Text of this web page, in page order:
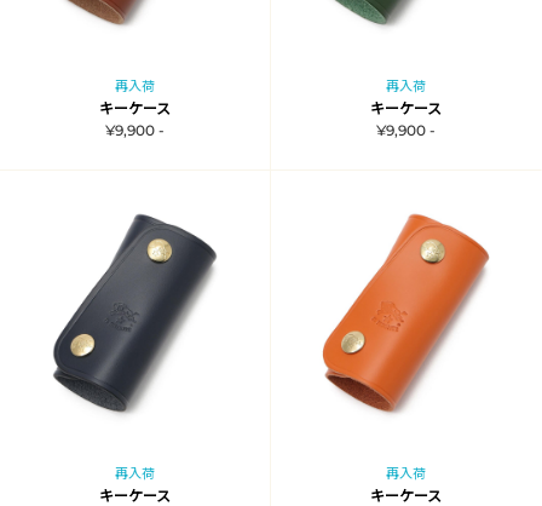
再入荷
キーケース
¥9,900 -
再入荷
キーケース
¥9,900 -
再入荷
キーケース
再入荷
キーケース